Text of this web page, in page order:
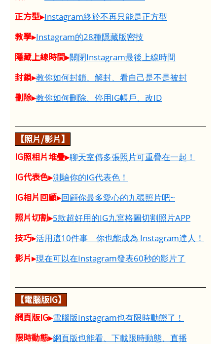
正方型▸Instagram終於不再只能是正方型
教學▸Instagram的28種隱藏版密技
隱藏上線時間▸關閉Instagram最後上線時間
封鎖▸教你如何封鎖、解封、看自己是不是被封
刪除▸教你如何刪除、停用IG帳戶、改ID
【照片/影片】
IG照相片堆疊▸聊天室傳多張照片可重疊在一起！
IG代表色▸測驗你的IG代表色！
IG相片回顧▸回顧你最多愛心的九張照片吧~
照片切割▸5款超好用的IG九宮格圖切割照片APP
技巧▸活用這10件事 你也能成為 Instagram達人！
影片▸現在可以在Instagram發表60秒的影片了
【電腦版IG】
網頁版IG▸電腦版Instagram也有限時動態了！
限時動態▸網頁版也能看、下載限時動態、直播